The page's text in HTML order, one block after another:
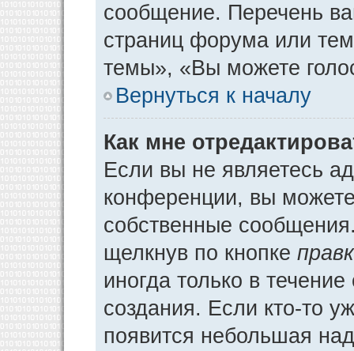
сообщение. Перечень
страниц форума или
темы», «Вы можете
Вернуться к началу
Как мне
Если вы не являетесь
конференции, вы можете
собственные
щелкнув по кнопке
иногда только в
создания. Если кто-то
появится небольшая